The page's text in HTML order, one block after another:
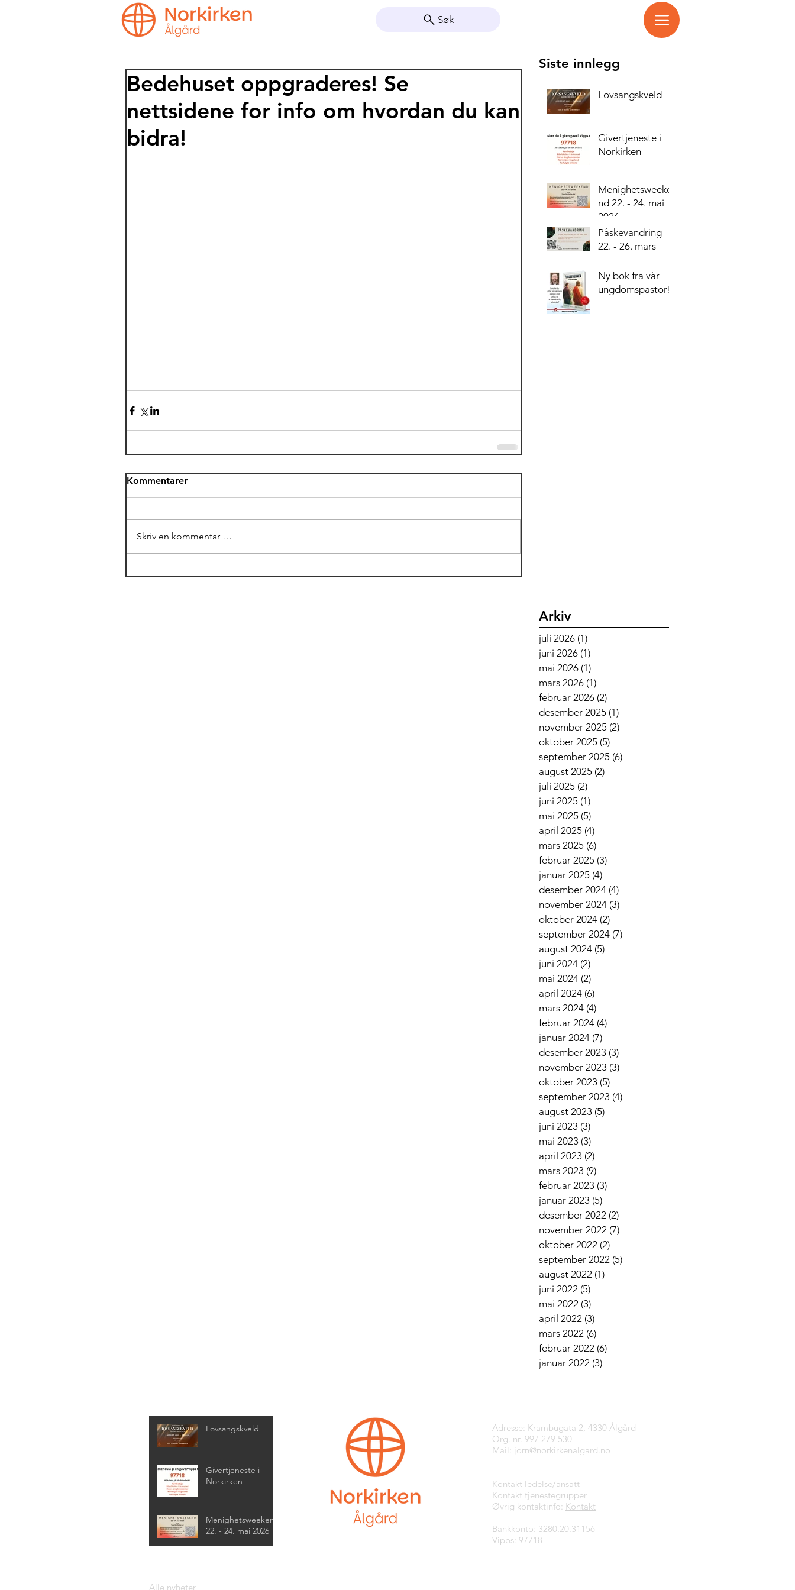
Søk
Bedehuset oppgraderes! Se
nettsidene for info om hvordan du kan
bidra!
Kommentarer
Skriv en kommentar …
Siste innlegg
Lovsangskveld
Givertjeneste i
Norkirken
Menighetsweeke
nd 22. - 24. mai
2026
Påskevandring
22. - 26. mars
Ny bok fra vår
ungdomspastor!
Arkiv
juli 2026 (1)
juni 2026 (1)
mai 2026 (1)
mars 2026 (1)
februar 2026 (2)
desember 2025 (1)
november 2025 (2)
oktober 2025 (5)
september 2025 (6)
august 2025 (2)
juli 2025 (2)
juni 2025 (1)
mai 2025 (5)
april 2025 (4)
mars 2025 (6)
februar 2025 (3)
januar 2025 (4)
desember 2024 (4)
november 2024 (3)
oktober 2024 (2)
september 2024 (7)
august 2024 (5)
juni 2024 (2)
mai 2024 (2)
april 2024 (6)
mars 2024 (4)
februar 2024 (4)
januar 2024 (7)
desember 2023 (3)
november 2023 (3)
oktober 2023 (5)
september 2023 (4)
august 2023 (5)
juni 2023 (3)
mai 2023 (3)
april 2023 (2)
mars 2023 (9)
februar 2023 (3)
januar 2023 (5)
desember 2022 (2)
november 2022 (7)
oktober 2022 (2)
september 2022 (5)
august 2022 (1)
juni 2022 (5)
mai 2022 (3)
april 2022 (3)
mars 2022 (6)
februar 2022 (6)
januar 2022 (3)
Lovsangskveld
Givertjeneste i
Norkirken
Menighetsweekend
22. - 24. mai 2026
Adresse: Krambugata 2, 4330 Ålgård
Org. nr. 997 279 530
Mail: jorn@norkirkenalgard.no
Kontakt ledelse/ansatt
Kontakt tjenestegrupper
Øvrig kontaktinfo: Kontakt
Bankkonto: 3280.20.31156
Vipps: 97718
Alle nyheter